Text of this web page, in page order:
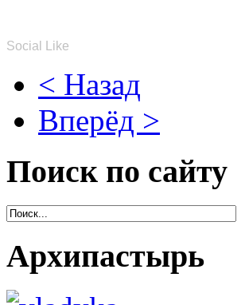
Social Like
< Назад
Вперёд >
Поиск по сайту
Архипастырь